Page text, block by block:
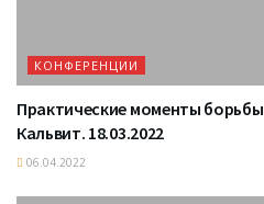
КОНФЕРЕНЦИИ
Практические моменты
Кальвит. 18.03.2022
06.04.2022